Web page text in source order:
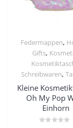
Federmappen,
Gifts,
Schreibwaren,
Kleine
Oh My Pop
Einhorn